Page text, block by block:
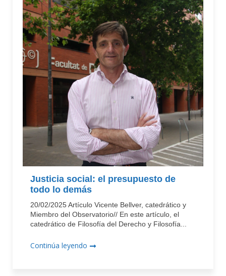
Justicia social: el presupuesto de
todo lo demás
20/02/2025 Artículo Vicente Bellver, catedrático y
Miembro del Observatorio// En este artículo, el
catedrático de Filosofía del Derecho y Filosofía...
Continúa leyendo